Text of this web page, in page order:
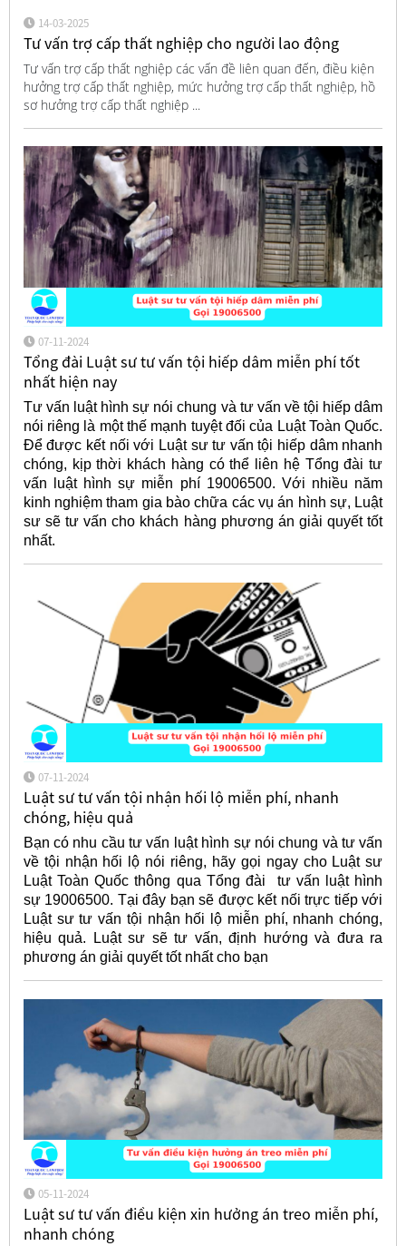
14-03-2025
Tư vấn trợ cấp thất nghiệp cho người lao động
Tư vấn trợ cấp thất nghiệp các vấn đề liên quan đến, điều kiện
hưởng trợ cấp thất nghiệp, mức hưởng trợ cấp thất nghiệp, hồ
sơ hưởng trợ cấp thất nghiệp ...
07-11-2024
Tổng đài Luật sư tư vấn tội hiếp dâm miễn phí tốt
nhất hiện nay
Tư vấn luật hình sự nói chung và tư vấn về tội hiếp dâm
nói riêng là một thế mạnh tuyệt đối của Luật Toàn Quốc.
Để được kết nối với Luật sư tư vấn tội hiếp dâm nhanh
chóng, kịp thời khách hàng có thể liên hệ Tổng đài tư
vấn luật hình sự miễn phí 19006500. Với nhiều năm
kinh nghiệm tham gia bào chữa các vụ án hình sự, Luật
sư sẽ tư vấn cho khách hàng phương án giải quyết tốt
nhất.
07-11-2024
Luật sư tư vấn tội nhận hối lộ miễn phí, nhanh
chóng, hiệu quả
Bạn có nhu cầu tư vấn luật hình sự nói chung và tư vấn
về tội nhận hối lộ nói riêng, hãy gọi ngay cho Luật sư
Luật Toàn Quốc thông qua Tổng đài tư vấn luật hình
sự 19006500. Tại đây bạn sẽ được kết nối trực tiếp với
Luật sư tư vấn tội nhận hối lộ miễn phí, nhanh chóng,
hiệu quả. Luật sư sẽ tư vấn, định hướng và đưa ra
phương án giải quyết tốt nhất cho bạn
05-11-2024
Luật sư tư vấn điều kiện xin hưởng án treo miễn phí,
nhanh chóng